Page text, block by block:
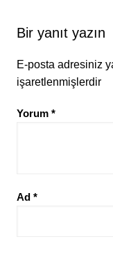
Bir yanıt yazın
E-posta adresiniz
işaretlenmişlerdir
Yorum *
Ad *